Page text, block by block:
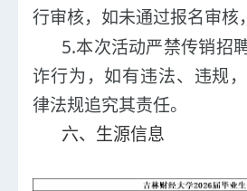
行审核，如未通过报名审核
5.本次活动严禁传销招
诈行为，如有违法、违规
律法规追究其责任。
六、生源信息